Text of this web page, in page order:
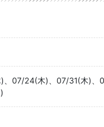
、07/24(木)、07/31(木)